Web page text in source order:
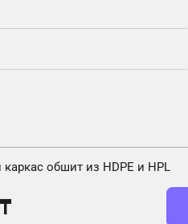
обшит из HDPE и HPL
₸